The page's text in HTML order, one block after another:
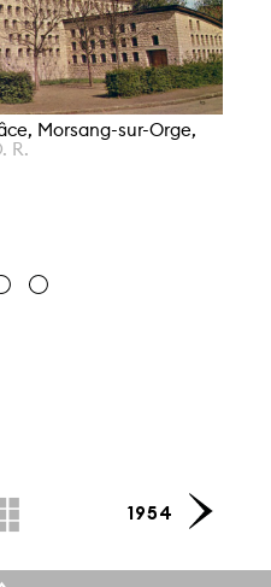
Morsang-sur-Orge,
R.
1954